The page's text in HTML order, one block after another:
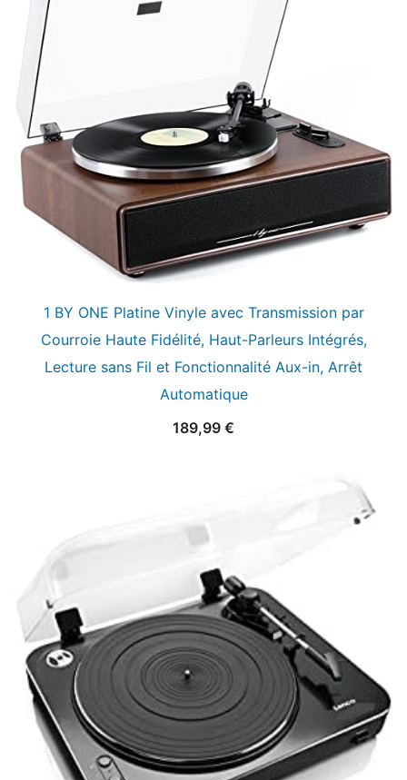
1 BY ONE Platine Vinyle avec Transmission par
Courroie Haute Fidélité, Haut-Parleurs Intégrés,
Lecture sans Fil et Fonctionnalité Aux-in, Arrêt
Automatique
189,99 €